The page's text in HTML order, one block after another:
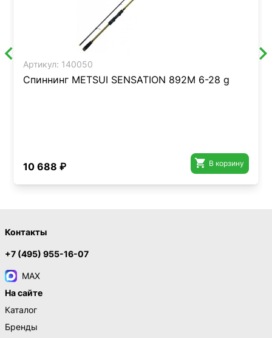
Артикул: 140050
Спиннинг METSUI SENSATION 892M 6-28 g
10 688 ₽  В корзину
Контакты
+7 (495) 955-16-07
MAX
На сайте
Каталог
Бренды